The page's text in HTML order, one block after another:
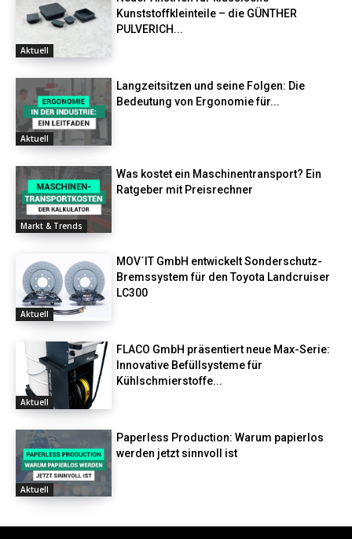
Aktuell
Kunststoffkleinteile – die GÜNTHER
PULVERICH...
Aktuell
Langzeitsitzen und seine Folgen: Die
Bedeutung von Ergonomie für...
Markt & Trends
Was kostet ein Maschinentransport? Ein
Ratgeber mit Preisrechner
Aktuell
MOV´IT GmbH entwickelt Sonderschutz-
Bremssystem für den Toyota Landcruiser
LC300
Aktuell
FLACO GmbH präsentiert neue Max-Serie:
Innovative Befüllsysteme für
Kühlschmierstoffe...
Aktuell
Paperless Production: Warum papierlos
werden jetzt sinnvoll ist